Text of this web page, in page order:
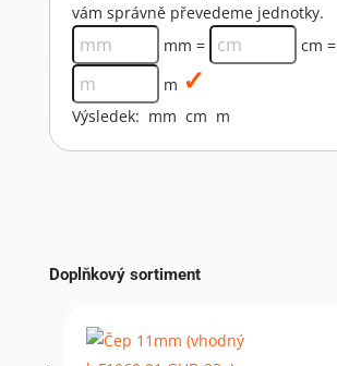
vám správně převedeme jednotky.
mm =
cm =
m
Výsledek: mm cm m
Doplňkový sortiment